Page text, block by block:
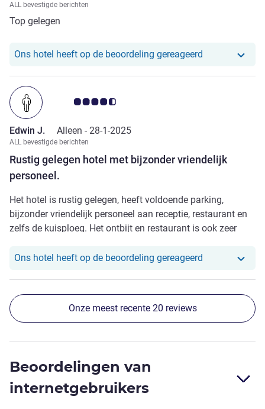
ALL bevestigde berichten
Top gelegen
Ons hotel heeft op de beoordeling gereageerd Ons hotel
Rustig gelegen hotel met bijzonder vriendelijk
personeel.
Avis-klantbeoordeling 4.5/5
Edwin J. Alleen - 28-1-2025
ALL bevestigde berichten
Het hotel is rustig gelegen, heeft voldoende parking,
bijzonder vriendelijk personeel aan receptie, restaurant en
zelfs de kuisploeg. Het ontbijt en restaurant is ook zeer
Ons hotel heeft op de beoordeling gereageerd Ons hotel
Onze meest recente 20 reviews
Beoordelingen van
internetgebruikers